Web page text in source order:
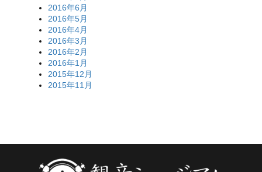
2016年6月
2016年5月
2016年4月
2016年3月
2016年2月
2016年1月
2015年12月
2015年11月